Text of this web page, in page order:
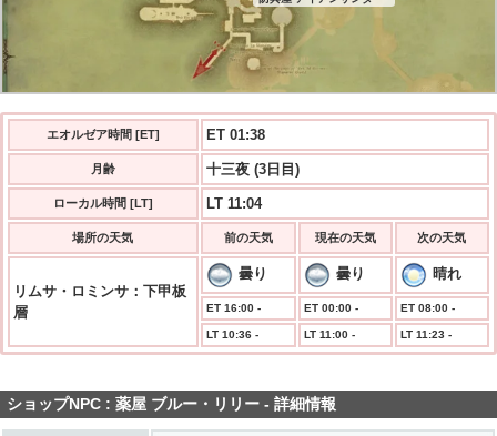
エオルゼア時間 [ET] ET 01:38
月齢 十三夜 (3日目)
ローカル時間 [LT] LT 11:04
場所の天気 前の天気 現在の天気 次の天気
リムサ・ロミンサ：下甲板
層
曇り 曇り 晴れ
ET 16:00 - ET 00:00 - ET 08:00 -
LT 10:36 - LT 11:00 - LT 11:23 -
ショップNPC : 薬屋 ブルー・リリー - 詳細情報